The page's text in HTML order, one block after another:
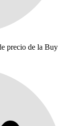
precio de la Buy